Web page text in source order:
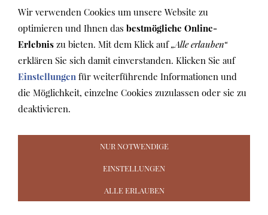
8.3 Sie können ein Zurückbehaltungsrecht nur ausüben,
soweit die Ansprüche aus dem gleichen Vertragsverhältnis
resultieren.
9. EIGENTUMSVORBEHALT
Bis zur vollständigen Zahlung bleibt die Ware unser
WIDERRUFSRECHT VERSAND & ZAHLUNG
DATENSCHUTZ
IMPRESSUM
Wir verwenden Cookies um unsere Website zu
optimieren und Ihnen das bestmögliche Online-
Erlebnis zu bieten. Mit dem Klick auf„Alle erlauben“
erklären Sie sich damit einverstanden. Klicken Sie auf
Einstellungen für weiterführende Informationen und
die Möglichkeit, einzelne Cookies zuzulassen oder sie zu
deaktivieren.
NUR NOTWENDIGE
EINSTELLUNGEN
ALLE ERLAUBEN